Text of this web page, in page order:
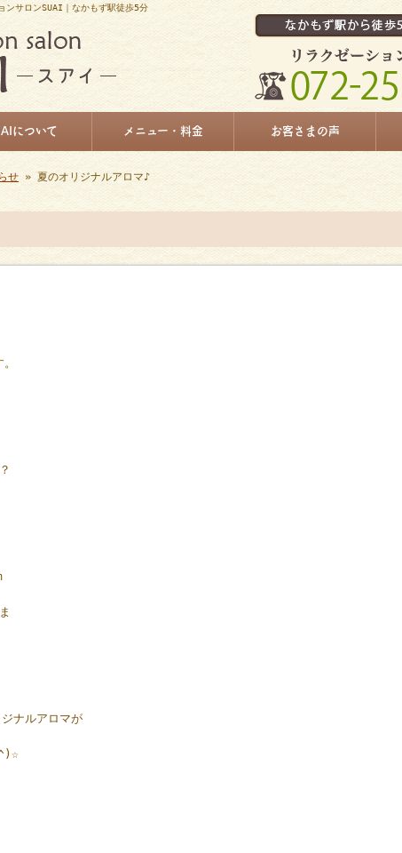
サロンSUAI｜なかもず駅徒歩5分
について メニュー・料金 お客さまの声
せ » 夏のオリジナルアロマ♪
ナルアロマが